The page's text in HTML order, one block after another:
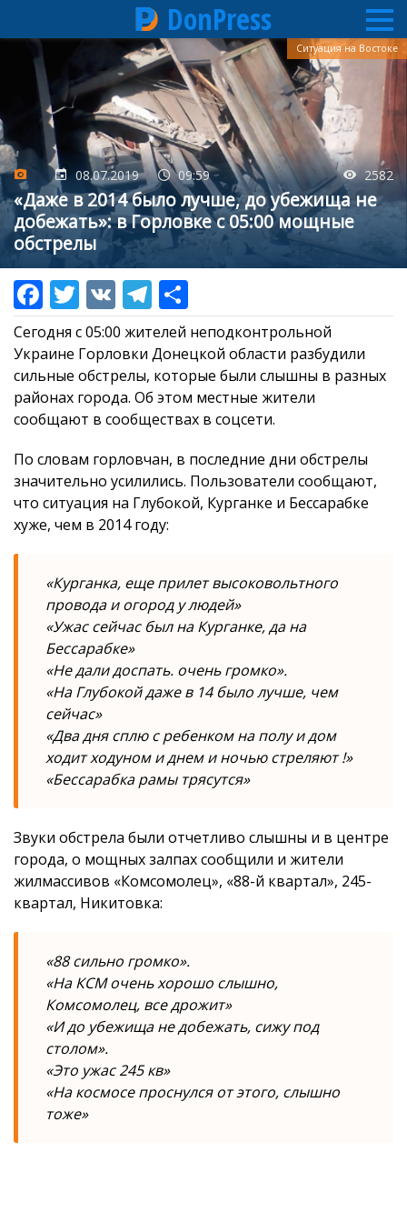
Перейти
основному
содержанию
DonPress
08.07.2019 09:59 2582
«Даже в 2014 было лучше, до убежища не
добежать»: в Горловке с 05:00 мощные
обстрелы
Ситуация на Востоке
Сегодня с 05:00 жителей неподконтрольной
Украине Горловки Донецкой области разбудили
сильные обстрелы, которые были слышны в разных
районах города. Об этом местные жители
сообщают в сообществах в соцсети.
По словам горловчан, в последние дни обстрелы
значительно усилились. Пользователи сообщают,
что ситуация на Глубокой, Курганке и Бессарабке
хуже, чем в 2014 году:
«Курганка, еще прилет высоковольтного
провода и огород у людей»
«Ужас сейчас был на Курганке, да на
Бессарабке»
«Не дали доспать. очень громко».
«На Глубокой даже в 14 было лучше, чем
сейчас»
«Два дня сплю с ребенком на полу и дом
ходит ходуном и днем и ночью стреляют !»
«Бессарабка рамы трясутся»
Звуки обстрела были отчетливо слышны и в центре
города, о мощных залпах сообщили и жители
жилмассивов «Комсомолец», «88-й квартал», 245-
квартал, Никитовка:
«88 сильно громко».
«На КСМ очень хорошо слышно,
Комсомолец, все дрожит»
«И до убежища не добежать, сижу под
столом».
«Это ужас 245 кв»
«На космосе проснулся от этого, слышно
тоже»